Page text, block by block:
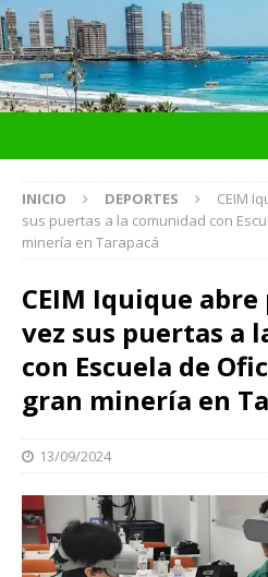
INICIO DEPORTES
CEIM
sus puertas a la comunidad con
minería en Tarapacá
CEIM Iquique
vez sus puertas a
con Escuela de
gran minería en
13/09/2024